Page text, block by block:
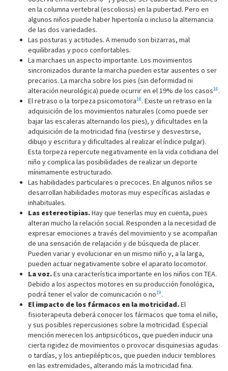
en la columna vertebral (escoliosis) en la pubertad. Pero en
algunos niños puede haber hipertonía o incluso la alternancia
de las dos variedades.
Las posturas y actitudes. A menudo son bizarras, mal
equilibradas y poco confortables.
La marchaes un aspecto importante. Los movimientos
sincronizados durante la marcha pueden estar ausentes o ser
precarios. La marcha sobre los pies (sin deformidad ni
alteración neurológica) puede ocurrir en el 19% de los casos16.
El retraso o la torpeza psicomotora18. Existe un retraso en la
adquisición de los movimientos naturales (como puede ser
bajar las escaleras alternando los pies), y dificultades en la
adquisición de la motricidad fina (vestirse y desvestirse,
dibujo y escritura y dificultades al realizar el índice pulgar).
Esta torpeza repercute negativamente en la vida cotidiana del
niño y complica las posibilidades de realizar un deporte
mínimamente estructurado.
Las habilidades particulares o precoces. En algunos niños se
desarrollan habilidades motoras muy específicas aisladas e
inhabituales.
Las estereotipias.Hay que tenerlas muy en cuenta, pues
alteran mucho la relación social. Responden a la necesidad de
expresar emociones a través del movimiento y se acompañan
de una sensación de relajación y de búsqueda de placer.
Pueden variar y evolucionar en un mismo niño y, a la larga,
pueden actuar negativamente sobre el aparato locomotor.
La voz.Es una característica importante en los niños con TEA.
Debido a los aspectos motores en su producción fonológica,
podrá tener el valor de comunicación o no19.
El impacto de los fármacos en la motricidad.El
fisioterapeuta deberá conocer los fármacos que toma el niño,
y sus posibles repercusiones sobre la motricidad. Especial
mención merecen los antipsicóticos, que pueden inducir una
cierta rigidez de movimientos o provocar disquinesias agudas
o tardías, y los antiepilépticos, que pueden inducir temblores
en las extremidades, alterando más la motricidad fina.